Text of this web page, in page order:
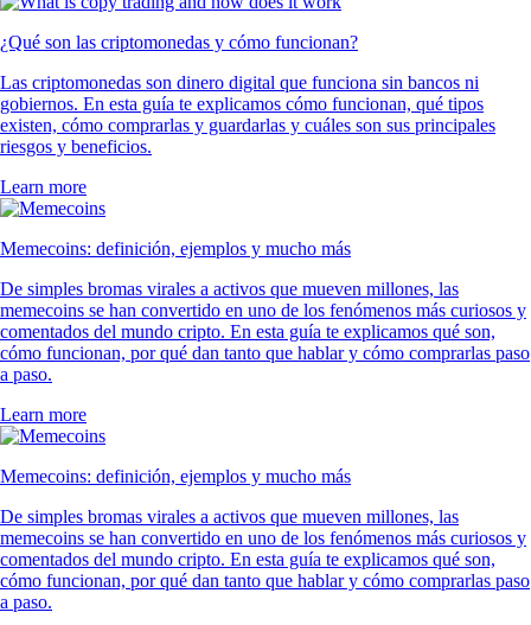
¿Qué son las criptomonedas y cómo funcionan?
Las criptomonedas son dinero digital que funciona sin bancos ni
gobiernos. En esta guía te explicamos cómo funcionan, qué tipos
existen, cómo comprarlas y guardarlas y cuáles son sus principales
riesgos y beneficios.
Learn more
Memecoins: definición, ejemplos y mucho más
De simples bromas virales a activos que mueven millones, las
memecoins se han convertido en uno de los fenómenos más curiosos y
comentados del mundo cripto. En esta guía te explicamos qué son,
cómo funcionan, por qué dan tanto que hablar y cómo comprarlas paso
a paso.
Learn more
Memecoins: definición, ejemplos y mucho más
De simples bromas virales a activos que mueven millones, las
memecoins se han convertido en uno de los fenómenos más curiosos y
comentados del mundo cripto. En esta guía te explicamos qué son,
cómo funcionan, por qué dan tanto que hablar y cómo comprarlas paso
a paso.